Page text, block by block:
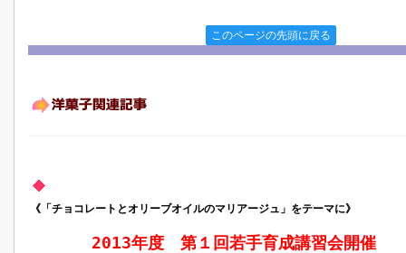
このページの先頭に戻る
《「チョコレートとオリーブオイルのマリアージュ」をテーマに》
2013年度 第１回若手育成講習会開催